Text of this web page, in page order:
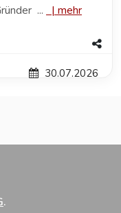
...
| mehr
30.07.2026
.